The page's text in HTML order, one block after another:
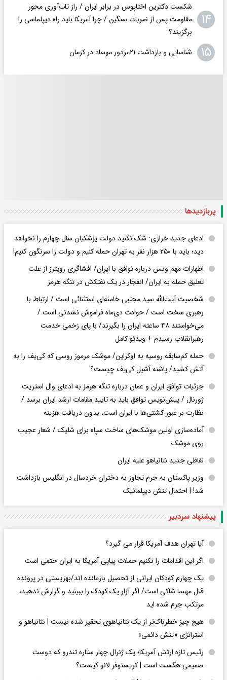
۱۴
شکست دکترین اختاپوس در برابر ایران / راز تاب‌آوری محور
مقاومت پس از ضربات سنگین / چرا آمریکا باید راه دیپلماسی را
برگزیند؟
۱۵ شناسایی و بازداشت ۲۱مزدور موساد در کرمان
پربازدید‌ها
ادعای جدید خرازی: شک نکنید دولت پزشکیان سال چهارم را نخواهد
دید؛ باید با ۲۵۰ هزار نفر به تهران حمله کنیم و دولت را سرنگون کنیم!
اظهارات مهم ونس درباره توافق با ایران/ افشاگری رویترز از علت
تعلیق حمله به ایران/ انفجار در یک نفتکش در تنگه هرمز
شخصیت آیت‌الله سید مجتبی خامنه‌ای استثنائی است / ارتباط با
رهبری سخت است / حوادث دی‌ماه فراموش نشدنی است /
می‌خواستند ۴۸ ساعته ایران را بگیرند/ با پای زخمی خدمت
رهبرانقلاب رسیدم + ویدئو کامل
حمله کم‌سابقه روسیه به اوکراین/ موشک مرموز روسی که کی‌یف را به
آتش کشید/ پاشنه آشیل کی‌یف چیست؟
جزئیات توافق ایران و عمان درباره تنگه هرمز به ادعای وال استریت
ژورنال / پیش‌نویس توافق باید به تایید مقامات ارشد ایران برسد /
نظارت بر عبور کشتی‌ها با ایران است، بدون دریافت هزینه
آماده‌سازی اولین موشک‌های ساخت سپاه برای شلیک / شعار عجیب
روی موشک
لفاظی جدید نتانیاهو علیه ایران
وزیر پاکستان به جرم تجاوز به دختران خردسال در انگلیس بازداشت
شد! | احتمال تنش دیپلماتیک
پیشنهاد سردبیر
آیا تهران هدف آمریکا قرار می گیرد؟
اگر این اقدامات را نکنیم حملات پیاپی آمریکا به ایران حتمی است
یک چهارم کودکان ایرانی از تحصیل بازمانده اند/بهزیستی در پرونده
قتل مهسا شاکی است/ اگر آزار یک کودک را ببینید و گزارش ندهید،
مرتکب جرم شده اید
هیچ چیز خطرناک‌تر از یک نتانیاهوی تحقیر شده نیست | نتانیاهو و
استراتژی «تنش دائمی»
رئیس تازه ارتش آمریکا؛ یک ژنرال چهار ستاره تندرو که دوست
صمیمی هگست است | کریستوفر لانو کیست؟